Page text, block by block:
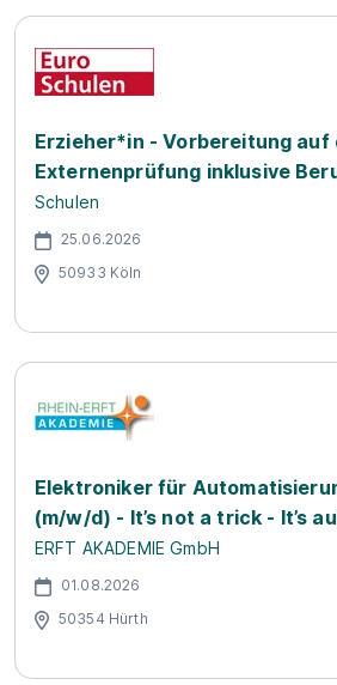
Erzieher*in - Vorbereitung
Externenprüfung inklusive
Schulen
25.06.2026
50933 Köln
Elektroniker für
(m/w/d) - It’s not a trick - It’s
ERFT AKADEMIE GmbH
01.08.2026
50354 Hürth